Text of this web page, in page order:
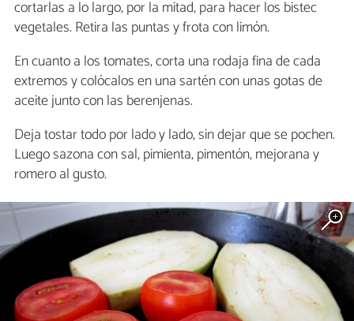
cortarlas a lo largo, por la mitad, para hacer los bistec
vegetales. Retira las puntas y frota con limón.
En cuanto a los tomates, corta una rodaja fina de cada
extremos y colócalos en una sartén con unas gotas de
aceite junto con las berenjenas.
Deja tostar todo por lado y lado, sin dejar que se pochen.
Luego sazona con sal, pimienta, pimentón, mejorana y
romero al gusto.